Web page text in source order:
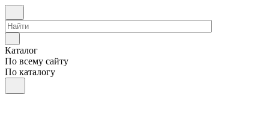
Каталог
По всему сайту
По каталогу